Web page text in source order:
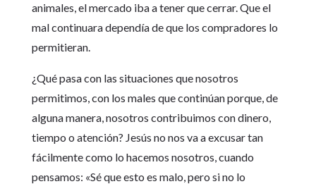
animales, el mercado iba a tener que cerrar. Que el
mal continuara dependía de que los compradores lo
permitieran.
¿Qué pasa con las situaciones que nosotros
permitimos, con los males que continúan porque, de
alguna manera, nosotros contribuimos con dinero,
tiempo o atención? Jesús no nos va a excusar tan
fácilmente como lo hacemos nosotros, cuando
pensamos: «Sé que esto es malo, pero si no lo